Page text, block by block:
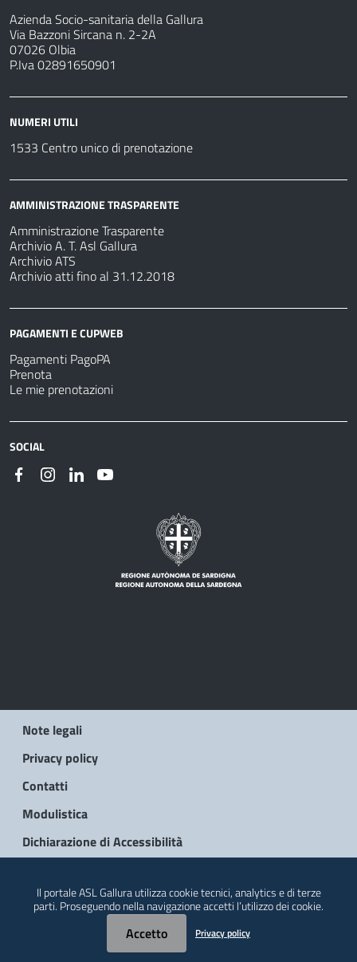
Azienda Socio-sanitaria della Gallura
Via Bazzoni Sircana n. 2-2A
07026 Olbia
P.Iva 02891650901
NUMERI UTILI
1533 Centro unico di prenotazione
AMMINISTRAZIONE TRASPARENTE
Amministrazione Trasparente
Archivio A. T. Asl Gallura
Archivio ATS
Archivio atti fino al 31.12.2018
PAGAMENTI E CUPWEB
Pagamenti PagoPA
Prenota
Le mie prenotazioni
SOCIAL
Note legali
Privacy policy
Contatti
Modulistica
Dichiarazione di Accessibilità
Il portale ASL Gallura utilizza cookie tecnici, analytics e di terze
parti. Proseguendo nella navigazione accetti l’utilizzo dei cookie.
Accetto Privacy policy